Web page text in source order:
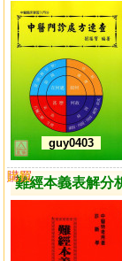
guy0403
難經本義表解分
購買
比較